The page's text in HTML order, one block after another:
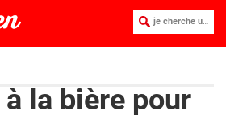
je cherche une recette :
la bière pour